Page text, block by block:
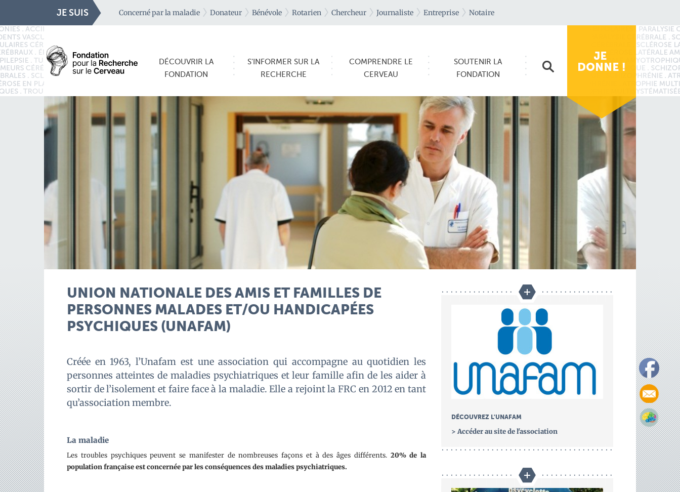
JE SUIS Concerné par la maladie Donateur Bénévole Rotarien Chercheur Journaliste Entreprise Notaire
DÉCOUVRIR LA
FONDATION
S'INFORMER SUR LA
RECHERCHE
COMPRENDRE LE
CERVEAU
SOUTENIR LA
FONDATION
UNION NATIONALE DES AMIS ET FAMILLES DE
PERSONNES MALADES ET/OU HANDICAPÉES
PSYCHIQUES (UNAFAM)
Créée en 1963, l’Unafam est une association qui accompagne au quotidien les
personnes atteintes de maladies psychiatriques et leur famille afin de les aider à
sortir de l’isolement et faire face à la maladie. Elle a rejoint la FRC en 2012 en tant
qu’association membre.
La maladie
Les troubles psychiques peuvent se manifester de nombreuses façons et à des âges différents. 20% de la
population française est concernée par les conséquences des maladies psychiatriques.
DÉCOUVREZ L'UNAFAM
> Accéder au site de l'association